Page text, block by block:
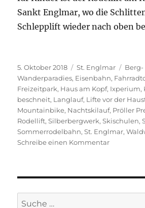
Sankt Englmar, wo die
Schlepplift wieder nach oben
Veröffentlicht
am
5. Oktober 2018 Kategorien
St. Englmar
Wanderparadies, Eisenbahn,
Freizeitpark, Haus am Kopf, Ixperium,
beschneit, Langlauf, Lifte vor der
Mountainbike, Nachtskilauf, Pröller
Rodellift,Silberbergwerk,Skischulen,
Sommerrodelbahn,St. Englmar,
Schreibe einen Kommentarzu
St.
Suche